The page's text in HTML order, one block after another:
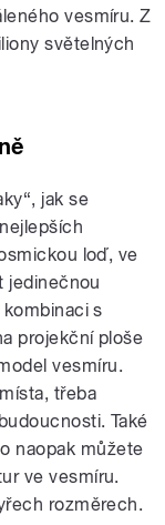
vesmíru. Z
světelných
jak se
loď, ve
jedinečnou
s
projekční ploše
vesmíru.
třeba
Také
naopak můžete
ve vesmíru.
rozměrech.